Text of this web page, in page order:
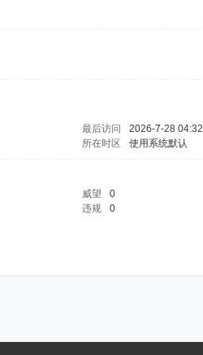
最后访问
2026-7-28 04:32
所在时区 使用系统默认
威望
0
违规
0